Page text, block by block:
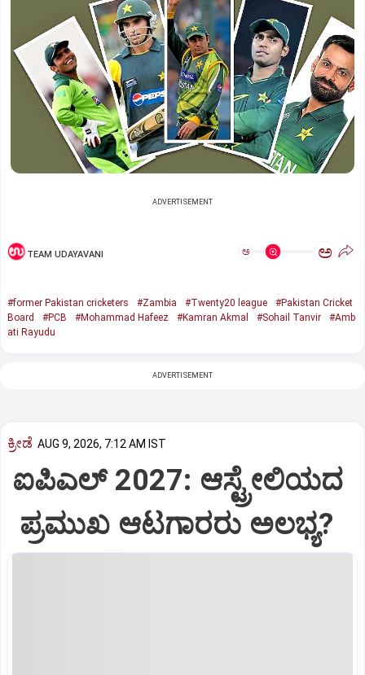
ADVERTISEMENT
TEAM UDAYAVANI ಅ ಅ
#former Pakistan cricketers #Zambia #Twenty20 league
#Pakistan Cricket
Board
#PCB #Mohammad Hafeez #Kamran Akmal #Sohail Tanvir
#Amb
ati Rayudu
ADVERTISEMENT
ಕ್ರೀಡೆ AUG 9, 2026, 7:12 AM IST
ಐಪಿಎಲ್‌ 2027: ಆಸ್ಟ್ರೇಲಿಯದ
ಪ್ರಮುಖ ಆಟಗಾರರು ಅಲಭ್ಯ?